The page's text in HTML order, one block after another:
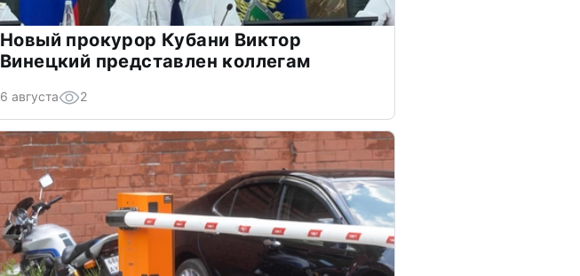
Новый прокурор Кубани Виктор
Винецкий представлен коллегам
6 августа 2